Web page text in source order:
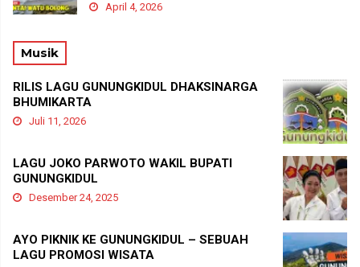
April 4, 2026
Musik
RILIS LAGU GUNUNGKIDUL DHAKSINARGA
BHUMIKARTA
Juli 11, 2026
LAGU JOKO PARWOTO WAKIL BUPATI
GUNUNGKIDUL
Desember 24, 2025
AYO PIKNIK KE GUNUNGKIDUL – SEBUAH
LAGU PROMOSI WISATA